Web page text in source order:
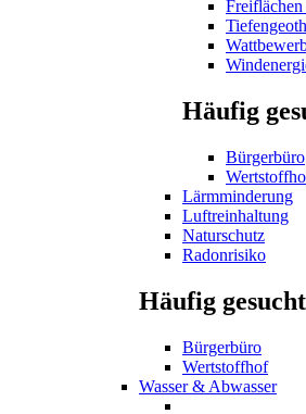
Häufig
Bürgerbüro
Lärmminderung
Luftreinhaltung
Naturschutz
Radonrisiko
Häufig gesucht
Bürgerbüro
Wertstoffhof
Wasser & Abwasser